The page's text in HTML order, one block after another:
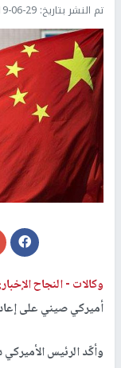
تم النشر بتاريخ: 29 08:37
وكالات -النجاح
أميركي صيني على
وأكّد الرئيس